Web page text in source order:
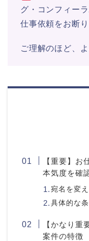
グ・コンフィー
仕事依頼をお断り
ご理解のほど、
【重要】お
本気度を確
宛名を変
具体的な
【かなり重
案件の特徴